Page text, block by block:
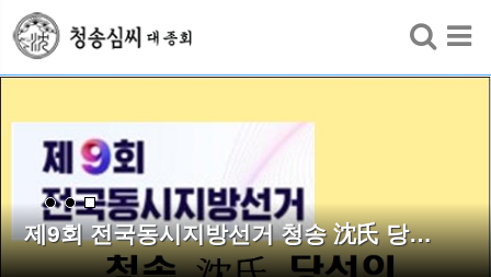
제9회 전국동시지방선거 청송 沈氏 당…